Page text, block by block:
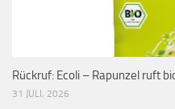
Rückruf: Ecoli – Rapunzel ruft
31 JULI, 2026